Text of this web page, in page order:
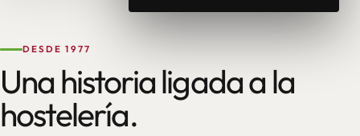
DESDE 1977
Una historia ligada a la
hostelería.